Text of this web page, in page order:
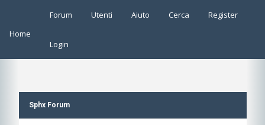
Home
Forum Utenti Aiuto Cerca Register
Login
Sphx Forum